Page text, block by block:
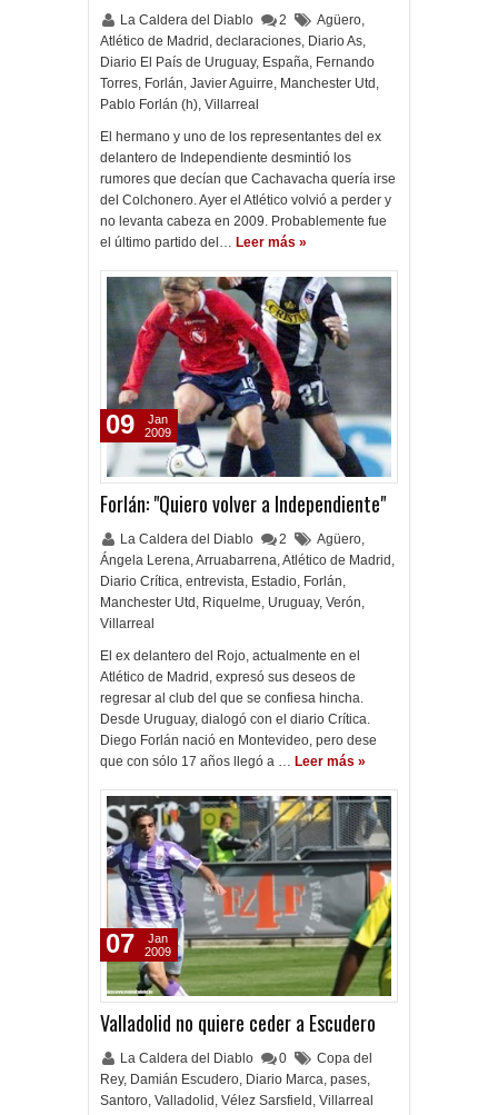
La Caldera del Diablo 2 Agüero,
Atlético de Madrid , declaraciones, Diario As,
Diario El País de Uruguay, España, Fernando
Torres, Forlán, Javier Aguirre, Manchester Utd ,
Pablo Forlán (h), Villarreal
El hermano y uno de los representantes del ex
delantero de Independiente desmintió los
rumores que decían que Cachavacha quería irse
del Colchonero. Ayer el Atlético volvió a perder y
no levanta cabeza en 2009. Probablemente fue
el último partido del… Leer más »
Forlán: "Quiero volver a Independiente"
La Caldera del Diablo 2 Agüero,
Ángela Lerena,Arruabarrena,Atlético de Madrid ,
Diario Crítica, entrevista, Estadio, Forlán,
Manchester Utd , Riquelme, Uruguay, Verón,
Villarreal
El ex delantero del Rojo, actualmente en el
Atlético de Madrid, expresó sus deseos de
regresar al club del que se confiesa hincha.
Desde Uruguay, dialogó con el diario Crítica.
Diego Forlán nació en Montevideo, pero dese
que con sólo 17 años llegó a … Leer más »
09
Jan
2009
Valladolid no quiere ceder a Escudero
La Caldera del Diablo 0
Copa del
Rey, Damián Escudero, Diario Marca, pases,
Santoro, Valladolid , Vélez Sarsfield , Villarreal
07
Jan
2009